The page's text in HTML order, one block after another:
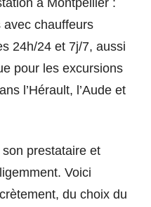
à Montpellier :
chauffeurs
24h/24 et 7j/7, aussi
pour les excursions
l’Hérault, l’Aude et
prestataire et
Voici
du choix du